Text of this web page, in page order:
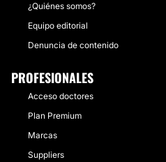
¿Quiénes somos?
Equipo editorial
Denuncia de contenido
PROFESIONALES
Acceso doctores
Plan Premium
Marcas
Suppliers